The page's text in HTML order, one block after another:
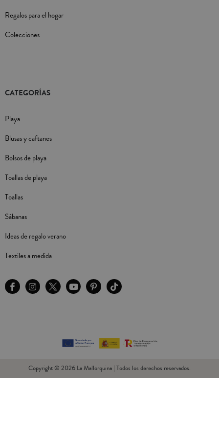
Regalos para el hogar
Colecciones
CATEGORÍAS
Playa
Blusas y caftanes
Bolsos de playa
Toallas de playa
Toallas
Sábanas
Ideas de regalo verano
Textiles a medida
Copyright © 2026 La Mallorquina | Todos los derechos reservados.